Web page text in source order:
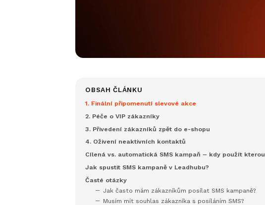
OBSAH ČLÁNKU
1. Finální připomenutí slevové akce
2. Péče o VIP zákazníky
3. Přivedení zákazníků zpět do e-shopu
4. Oživení neaktivních kontaktů
Cílená vs. automatická SMS kampaň – kdy použít kterou
Jak spustit SMS kampaně v Leadhubu?
Časté otázky
Jak často mám zákazníkům posílat SMS kampaně?
Musím mít souhlas zákazníka s posíláním SMS?